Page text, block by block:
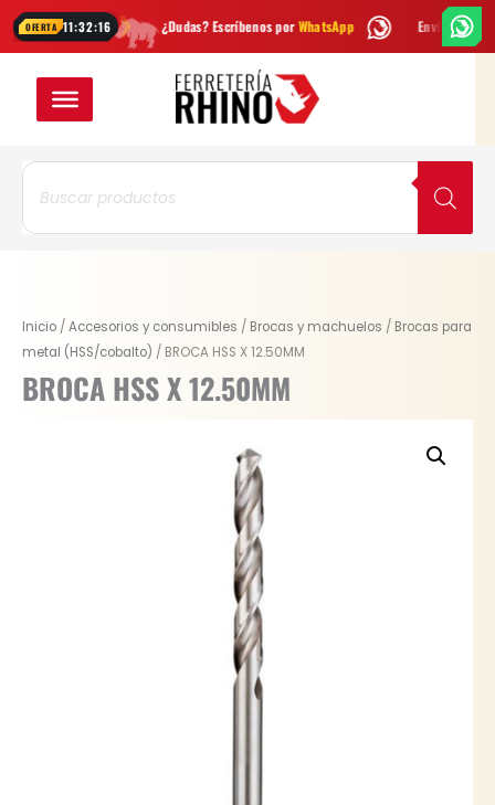
OFERTA 11:32:16
¿Dudas? Escríbenos porWhatsApp EnvíoGRATIS en Bogotá
Búsqueda
productos
Inicio /Accesorios y consumibles / Brocas y machuelos / Brocas para
metal (HSS/cobalto) / BROCA HSS X 12.50MM
BROCA HSS X 12.50MM
BROCA
HSS
X
12.50MM